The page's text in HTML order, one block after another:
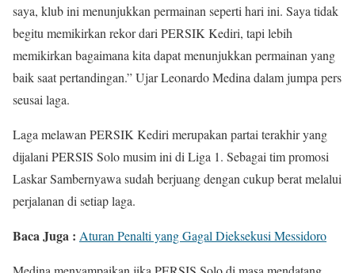
saya, klub ini menunjukkan permainan seperti hari ini. Saya tidak
begitu memikirkan rekor dari PERSIK Kediri, tapi lebih
memikirkan bagaimana kita dapat menunjukkan permainan yang
baik saat pertandingan.” Ujar Leonardo Medina dalam jumpa pers
seusai laga.
Laga melawan PERSIK Kediri merupakan partai terakhir yang
dijalani PERSIS Solo musim ini di Liga 1. Sebagai tim promosi
Laskar Sambernyawa sudah berjuang dengan cukup berat melalui
perjalanan di setiap laga.
Baca Juga : Aturan Penalti yang Gagal Dieksekusi Messidoro